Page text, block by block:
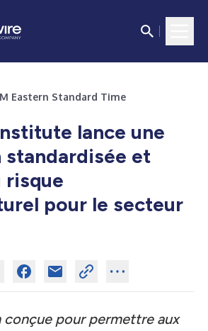
Eastern Standard Time
lance une
standardisée et
risque
pour le secteur
conçue pour permettre aux